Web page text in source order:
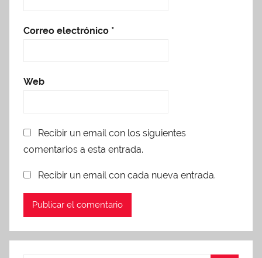
Correo electrónico *
Web
Recibir un email con los siguientes
comentarios a esta entrada.
Recibir un email con cada nueva entrada.